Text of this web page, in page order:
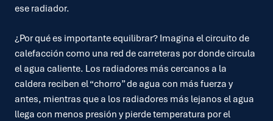
ese radiador.
¿Por qué es importante equilibrar? Imagina el circuito de
calefacción como una red de carreteras por donde circula
el agua caliente. Los radiadores más cercanos a la
caldera reciben el “chorro” de agua con más fuerza y
antes, mientras que a los radiadores más lejanos el agua
llega con menos presión y pierde temperatura por el